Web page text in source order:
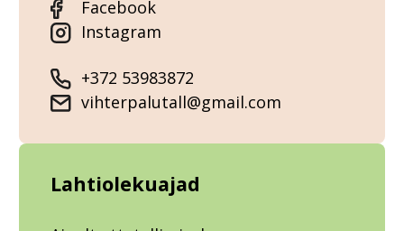
Facebook
Instagram
+372 53983872
vihterpalutall@gmail.com
Lahtiolekuajad